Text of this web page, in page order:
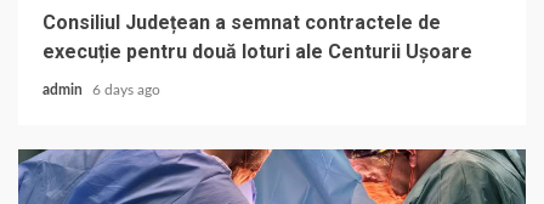
Consiliul Județean a semnat contractele de
execuție pentru două loturi ale Centurii Ușoare
admin 6 days ago